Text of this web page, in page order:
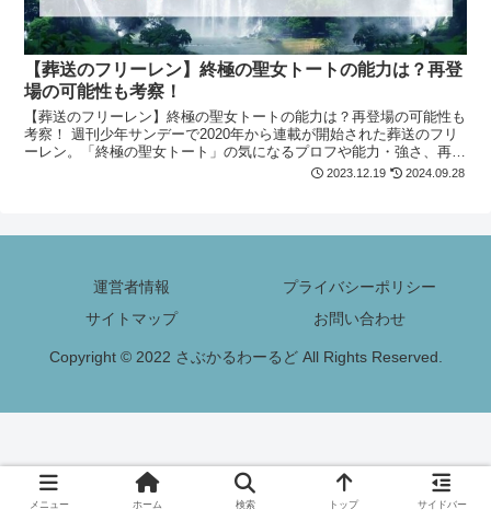
【葬送のフリーレン】終極の聖女トートの能力は？再登
場の可能性も考察！
【葬送のフリーレン】終極の聖女トートの能力は？再登場の可能性も
考察！ 週刊少年サンデーで2020年から連載が開始された葬送のフリ
ーレン。「終極の聖女トート」の気になるプロフや能力・強さ、再登
場の可能性についても紹介！気になる方は最後まで必見です！
2023.12.19 2024.09.28
運営者情報
プライバシーポリシー
サイトマップ
お問い合わせ
Copyright © 2022 さぶかるわーるど All Rights Reserved.
メニュー ホーム 検索 トップ サイドバー